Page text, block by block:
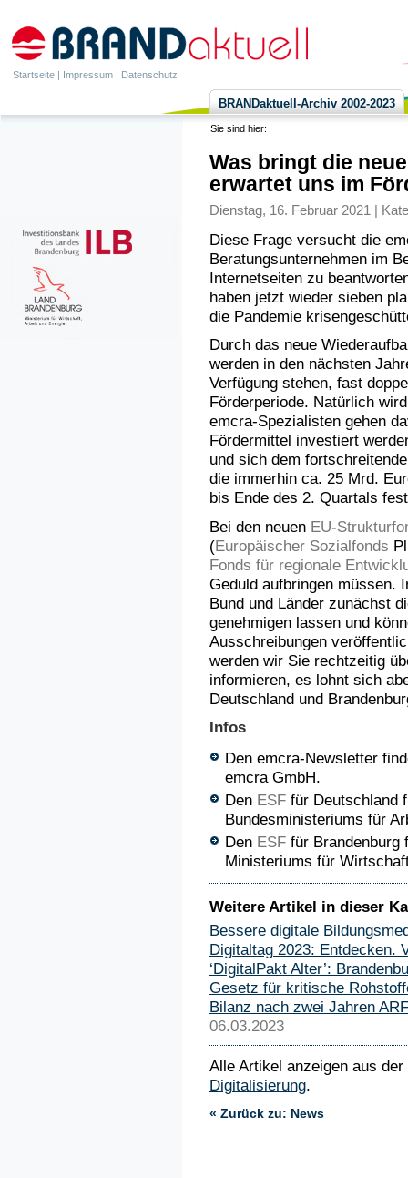
Startseite | Impressum | Datenschutz
BRANDaktuell-Archiv 2002-2023
Sie sind hier:
Was bringt die
erwartet uns im
Dienstag, 16. Februar 2021 |
Diese Frage versucht die
Beratungsunternehmen im
Internetseiten zu
haben jetzt wieder sieben
die Pandemie
Durch das neue
werden in den nächsten
Verfügung stehen, fast
Förderperiode. Natürlich
emcra-Spezialisten gehen
Fördermittel investiert
und sich dem
die immerhin ca. 25 Mrd.
bis Ende des 2. Quartals
Bei den neuen EU-
(Europäischer Sozialfonds
Fonds für regionale
Geduld aufbringen müssen.
Bund und Länder zunächst
genehmigen lassen und
Ausschreibungen
werden wir Sie rechtzeitig
informieren, es lohnt sich
Deutschland und
Infos
Den emcra-Newsletter
emcra GmbH.
Den ESFfür Deutschland
Bundesministeriums für
Den ESFfür Brandenburg
Ministeriums für
Weitere Artikel in dieser
Bessere digitale
Digitaltag 2023: Entdecken.
‘DigitalPakt Alter’:
Gesetz für kritische
Bilanz nach zwei Jahren
06.03.2023
Alle Artikel anzeigen aus
Digitalisierung.
« Zurück zu: News